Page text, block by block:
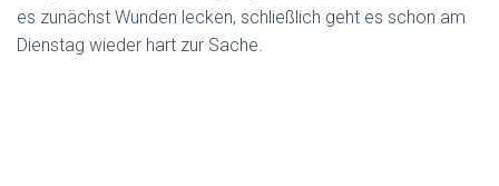
es zunächst Wunden lecken, schließlich geht es schon am
Dienstag wieder hart zur Sache.